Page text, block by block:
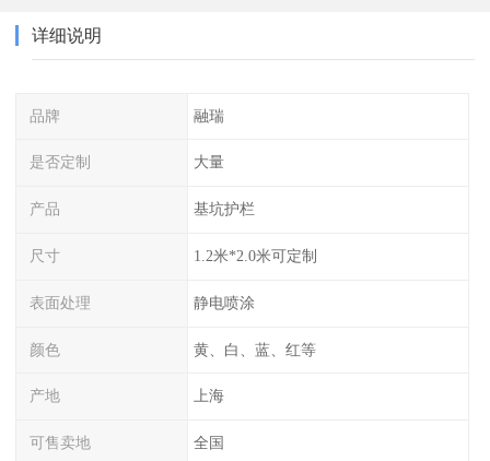
详细说明
品牌 融瑞
是否定制 大量
产品 基坑护栏
尺寸 1.2米*2.0米可定制
表面处理 静电喷涂
颜色 黄、白、蓝、红等
产地 上海
可售卖地 全国